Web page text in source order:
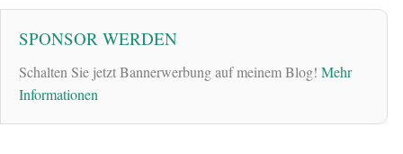
SPONSOR WERDEN
Schalten Sie jetzt Bannerwerbung auf meinem Blog! Mehr
Informationen